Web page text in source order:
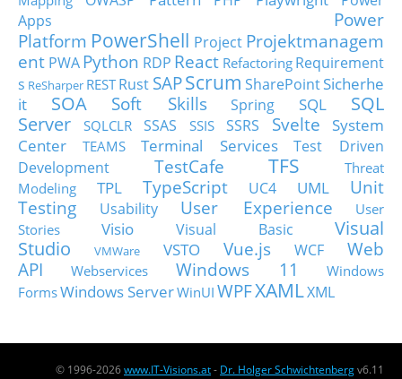
Apps
Power
Platform PowerShell Project Projektmanagem
ent PWA Python RDP React Refactoring Requirement
s ReSharper RESTRust SAPScrum SharePointSicherhe
it
SOA Soft Skills Spring SQL
SQL
Server
SQLCLR SSAS SSIS SSRS Svelte
System
Center
TEAMS Terminal Services
Test Driven
Development
TestCafe TFS
Threat
Modeling
TPL TypeScript UC4 UML
Unit
Testing
Usability User Experience
User
Stories
Visio Visual Basic
Visual
Studio
VMWare VSTO Vue.js WCF
Web
API
Webservices Windows 11
Windows
FormsWindows ServerWinUI WPFXAMLXML
© 1996-2026www.IT-Visions.at- Dr. Holger Schwichtenbergv6.11